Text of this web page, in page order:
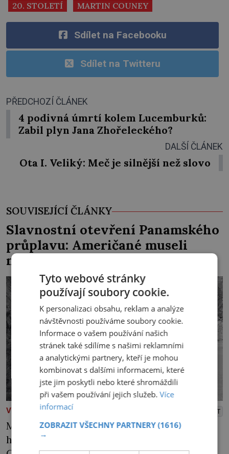
20. STOLETÍ MARTIN COUNEY
Sdílet na Facebooku
Sdílet na Twitteru
PŘEDCHOZÍ ČLÁNEK
4 podivná úmrtí kolem Lucemburků:
Zabil plyn Jana Zhořeleckého?
DALŠÍ ČLÁNEK
Ota I. Veliký: Meč je silnější než slovo
SOUVISEJÍCÍ ČLÁNKY
Slavnostní otevření Panamského
průplavu: Američané museli
nejdřív porazit moskyty
VĚDA A VYNÁLEZY PŘEHRÁT
Měla to být sláva se vším všudy. Lavice pro
hosty z celého světa však zejí prázdnotou.
Tyto webové stránky
používají soubory cookie.
K personalizaci obsahu, reklam a analýze
návštěvnosti používáme soubory cookie.
Informace o vašem používání našich
stránek také sdílíme s našimi reklamními
a analytickými partnery, kteří je mohou
kombinovat s dalšími informacemi, které
jste jim poskytli nebo které shromáždili
při vašem používání jejich služeb.Více
informací
ZOBRAZIT VŠECHNY PARTNERY(1616)
→